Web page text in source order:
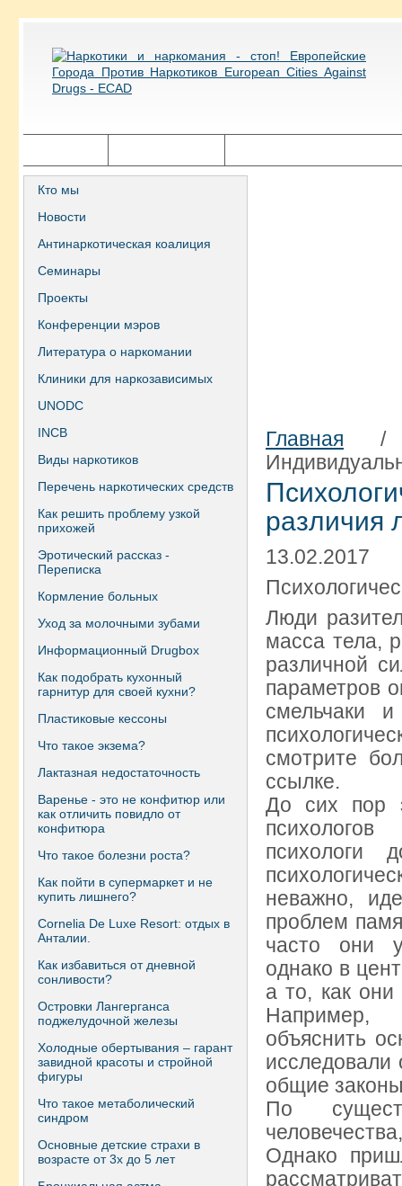
Кто мы
Новости
Антинаркотическая коалиция
Семинары
Проекты
Конференции мэров
Литература о наркомании
Клиники для наркозависимых
UNODC
INCB
Виды наркотиков
Перечень наркотических средств
Как решить проблему узкой
прихожей
Эротический рассказ -
Переписка
Кормление больных
Уход за молочными зубами
Информационный Drugbox
Как подобрать кухонный
гарнитур для своей кухни?
Пластиковые кессоны
Что такое экзема?
Лактазная недостаточность
Варенье - это не конфитюр или
как отличить повидло от
конфитюра
Что такое болезни роста?
Как пойти в супермаркет и не
купить лишнего?
Сornelia De Luxe Resort: отдых в
Анталии.
Как избавиться от дневной
сонливости?
Островки Лангерганса
поджелудочной железы
Холодные обертывания – гарант
завидной красоты и стройной
фигуры
Что такое метаболический
синдром
Основные детские страхи в
возрасте от 3х до 5 лет
Главная
различия
13.02.2017
Люди
масса тела,
различной
параметров
смельчаки
смотрите
ссылке.
До сих пор
психологи
неважно,
проблем
часто они
однако в
а то, как
Например,
объяснить
исследовали
общие
По
Однако